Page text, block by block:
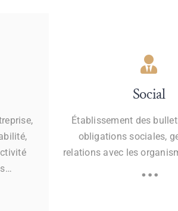
Social
Établissement des
obligations sociales,
relations avec les…